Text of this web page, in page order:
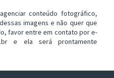
conteúdo fotográfico,
imagens e não quer que
favor entre em contato por e-
e ela será prontamente